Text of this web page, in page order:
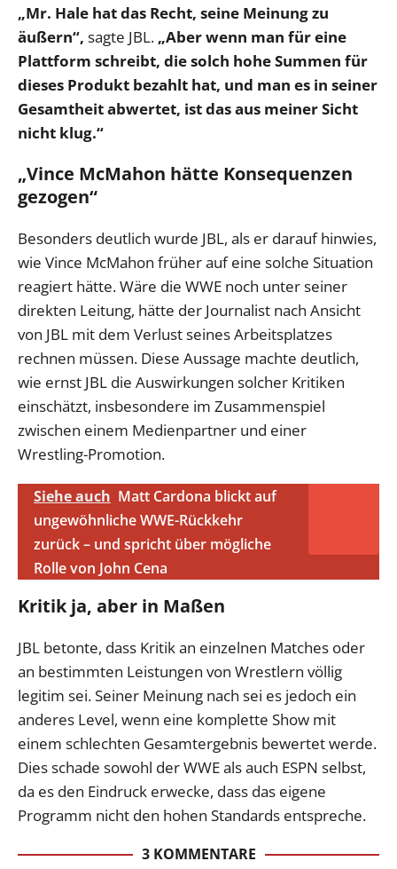
„Mr. Hale hat das Recht, seine Meinung zu
äußern“, sagte JBL. „Aber wenn man für eine
Plattform schreibt, die solch hohe Summen für
dieses Produkt bezahlt hat, und man es in seiner
Gesamtheit abwertet, ist das aus meiner Sicht
nicht klug.“
„Vince McMahon hätte Konsequenzen
gezogen“
Besonders deutlich wurde JBL, als er darauf hinwies,
wie Vince McMahon früher auf eine solche Situation
reagiert hätte. Wäre die WWE noch unter seiner
direkten Leitung, hätte der Journalist nach Ansicht
von JBL mit dem Verlust seines Arbeitsplatzes
rechnen müssen. Diese Aussage machte deutlich,
wie ernst JBL die Auswirkungen solcher Kritiken
einschätzt, insbesondere im Zusammenspiel
zwischen einem Medienpartner und einer
Wrestling-Promotion.
Siehe auch Matt Cardona blickt auf
ungewöhnliche WWE-Rückkehr
zurück – und spricht über mögliche
Rolle von John Cena
Kritik ja, aber in Maßen
JBL betonte, dass Kritik an einzelnen Matches oder
an bestimmten Leistungen von Wrestlern völlig
legitim sei. Seiner Meinung nach sei es jedoch ein
anderes Level, wenn eine komplette Show mit
einem schlechten Gesamtergebnis bewertet werde.
Dies schade sowohl der WWE als auch ESPN selbst,
da es den Eindruck erwecke, dass das eigene
Programm nicht den hohen Standards entspreche.
3 KOMMENTARE